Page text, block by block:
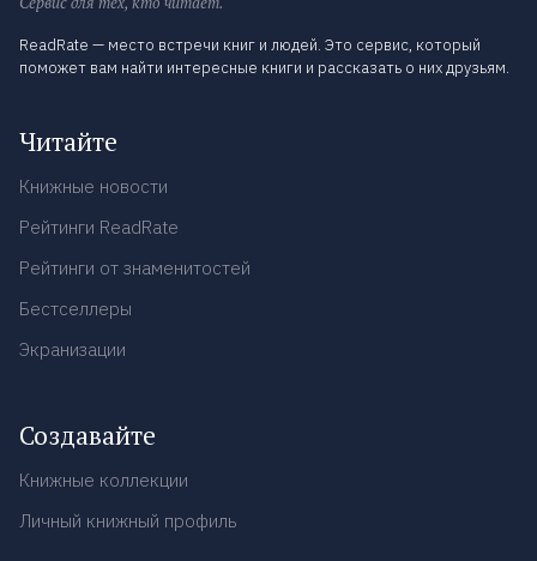
ReadRate — место встречи книг и людей. Это сервис, который
поможет вам найти интересные книги и рассказать о них друзьям.
Читайте
Книжные новости
Рейтинги ReadRate
Рейтинги от знаменитостей
Бестселлеры
Экранизации
Создавайте
Книжные коллекции
Личный книжный профиль